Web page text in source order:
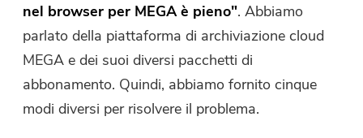
nel browser per MEGA è pieno". Abbiamo
parlato della piattaforma di archiviazione cloud
MEGA e dei suoi diversi pacchetti di
abbonamento. Quindi, abbiamo fornito cinque
modi diversi per risolvere il problema.